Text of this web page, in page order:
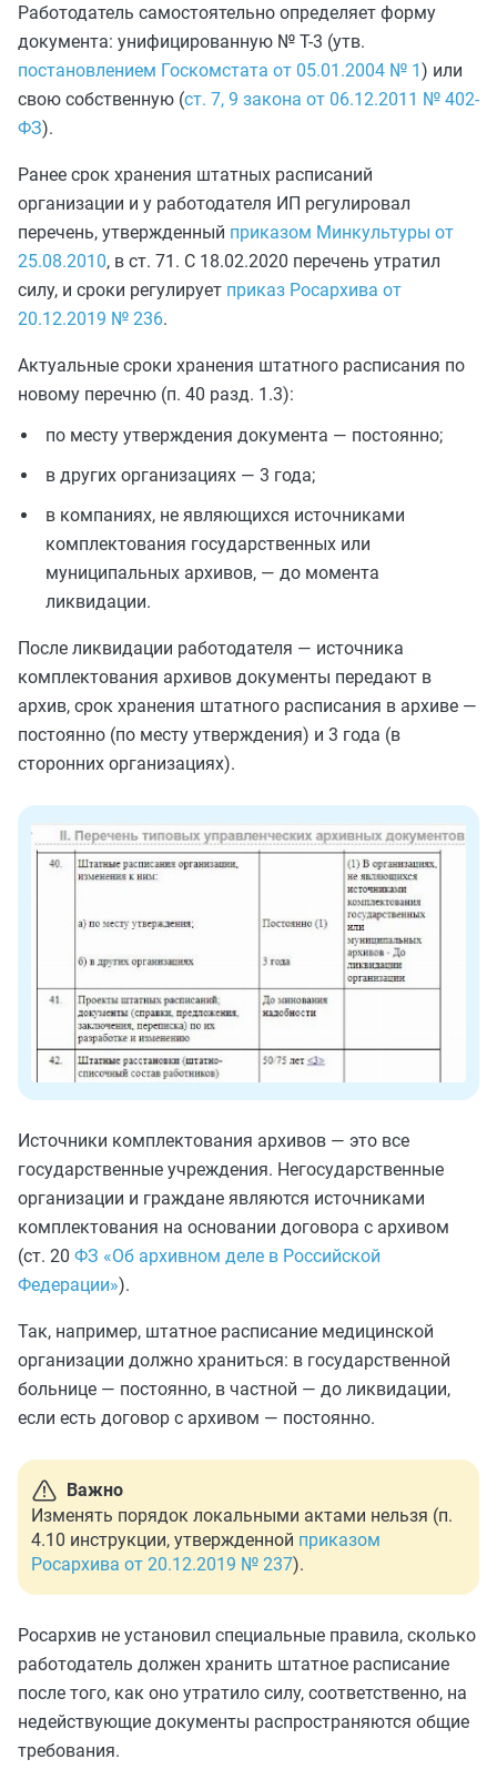
Работодатель самостоятельно определяет форму
документа: унифицированную № Т-3 (утв.
постановлением Госкомстата от 05.01.2004 № 1) или
свою собственную (ст. 7, 9 закона от 06.12.2011 № 402-
ФЗ).
Ранее срок хранения штатных расписаний
организации и у работодателя ИП регулировал
перечень, утвержденный приказом Минкультуры от
25.08.2010, в ст. 71. С 18.02.2020 перечень утратил
силу, и сроки регулирует приказ Росархива от
20.12.2019 № 236.
Актуальные сроки хранения штатного расписания по
новому перечню (п. 40 разд. 1.3):
по месту утверждения документа — постоянно;
в других организациях — 3 года;
в компаниях, не являющихся источниками
комплектования государственных или
муниципальных архивов, — до момента
ликвидации.
После ликвидации работодателя — источника
комплектования архивов документы передают в
архив, срок хранения штатного расписания в архиве —
постоянно (по месту утверждения) и 3 года (в
сторонних организациях).
Источники комплектования архивов — это все
государственные учреждения. Негосударственные
организации и граждане являются источниками
комплектования на основании договора с архивом
(ст. 20 ФЗ «Об архивном деле в Российской
Федерации»).
Так, например, штатное расписание медицинской
организации должно храниться: в государственной
больнице — постоянно, в частной — до ликвидации,
если есть договор с архивом — постоянно.
Важно
Изменять порядок локальными актами нельзя (п.
4.10 инструкции, утвержденной приказом
Росархива от 20.12.2019 № 237).
Росархив не установил специальные правила, сколько
работодатель должен хранить штатное расписание
после того, как оно утратило силу, соответственно, на
недействующие документы распространяются общие
требования.